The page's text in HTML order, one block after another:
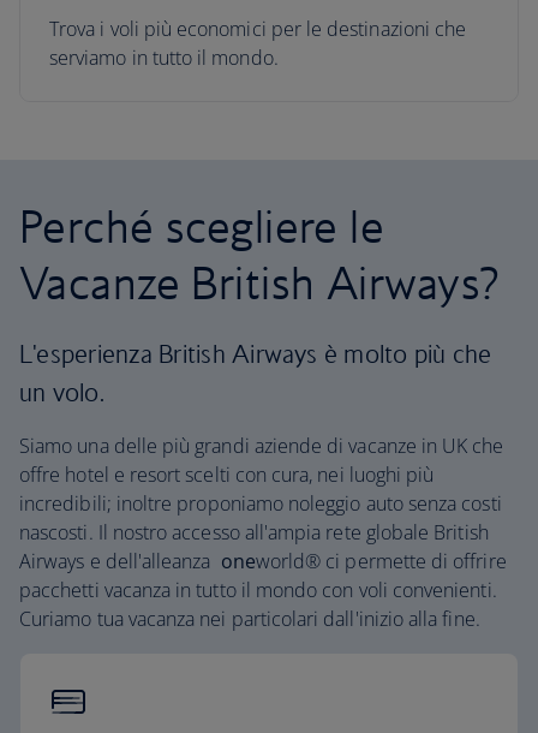
Trova i voli più economici per le destinazioni che
serviamo in tutto il mondo.
Perché scegliere le
Vacanze British Airways?
L'esperienza British Airways è molto più che
un volo.
Siamo una delle più grandi aziende di vacanze in UK che
offre hotel e resort scelti con cura, nei luoghi più
incredibili; inoltre proponiamo noleggio auto senza costi
nascosti. Il nostro accesso all'ampia rete globale British
Airways e dell'alleanza oneworld® ci permette di offrire
pacchetti vacanza in tutto il mondo con voli convenienti.
Curiamo tua vacanza nei particolari dall'inizio alla fine.